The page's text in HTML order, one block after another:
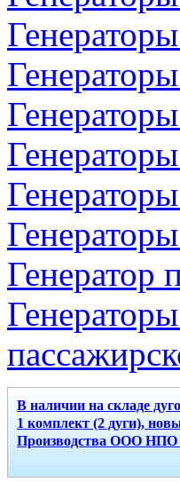
Генератор
В наличии на складе
1 комплект (2 дуги),
Производства ООО